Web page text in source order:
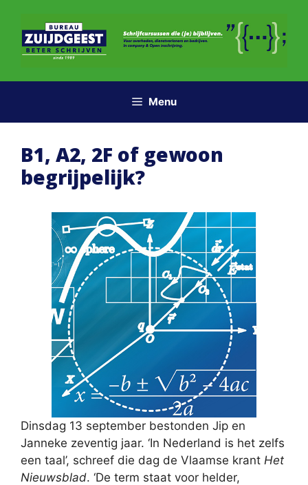
inhoud
Menu
B1, A2, 2F of gewoon
begrijpelijk?
Dinsdag 13 september bestonden Jip en
Janneke zeventig jaar. ‘In Nederland is het zelfs
een taal’, schreef die dag de Vlaamse krant Het
Nieuwsblad. ‘De term staat voor helder,